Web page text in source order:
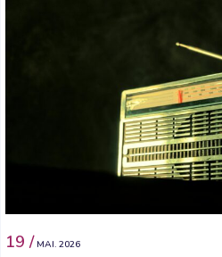
19 / MAI. 2026